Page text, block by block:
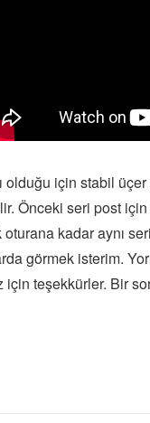
için stabil üçer
Önceki seri post
kadar aynı
görmek isterim.
teşekkürler. Bir